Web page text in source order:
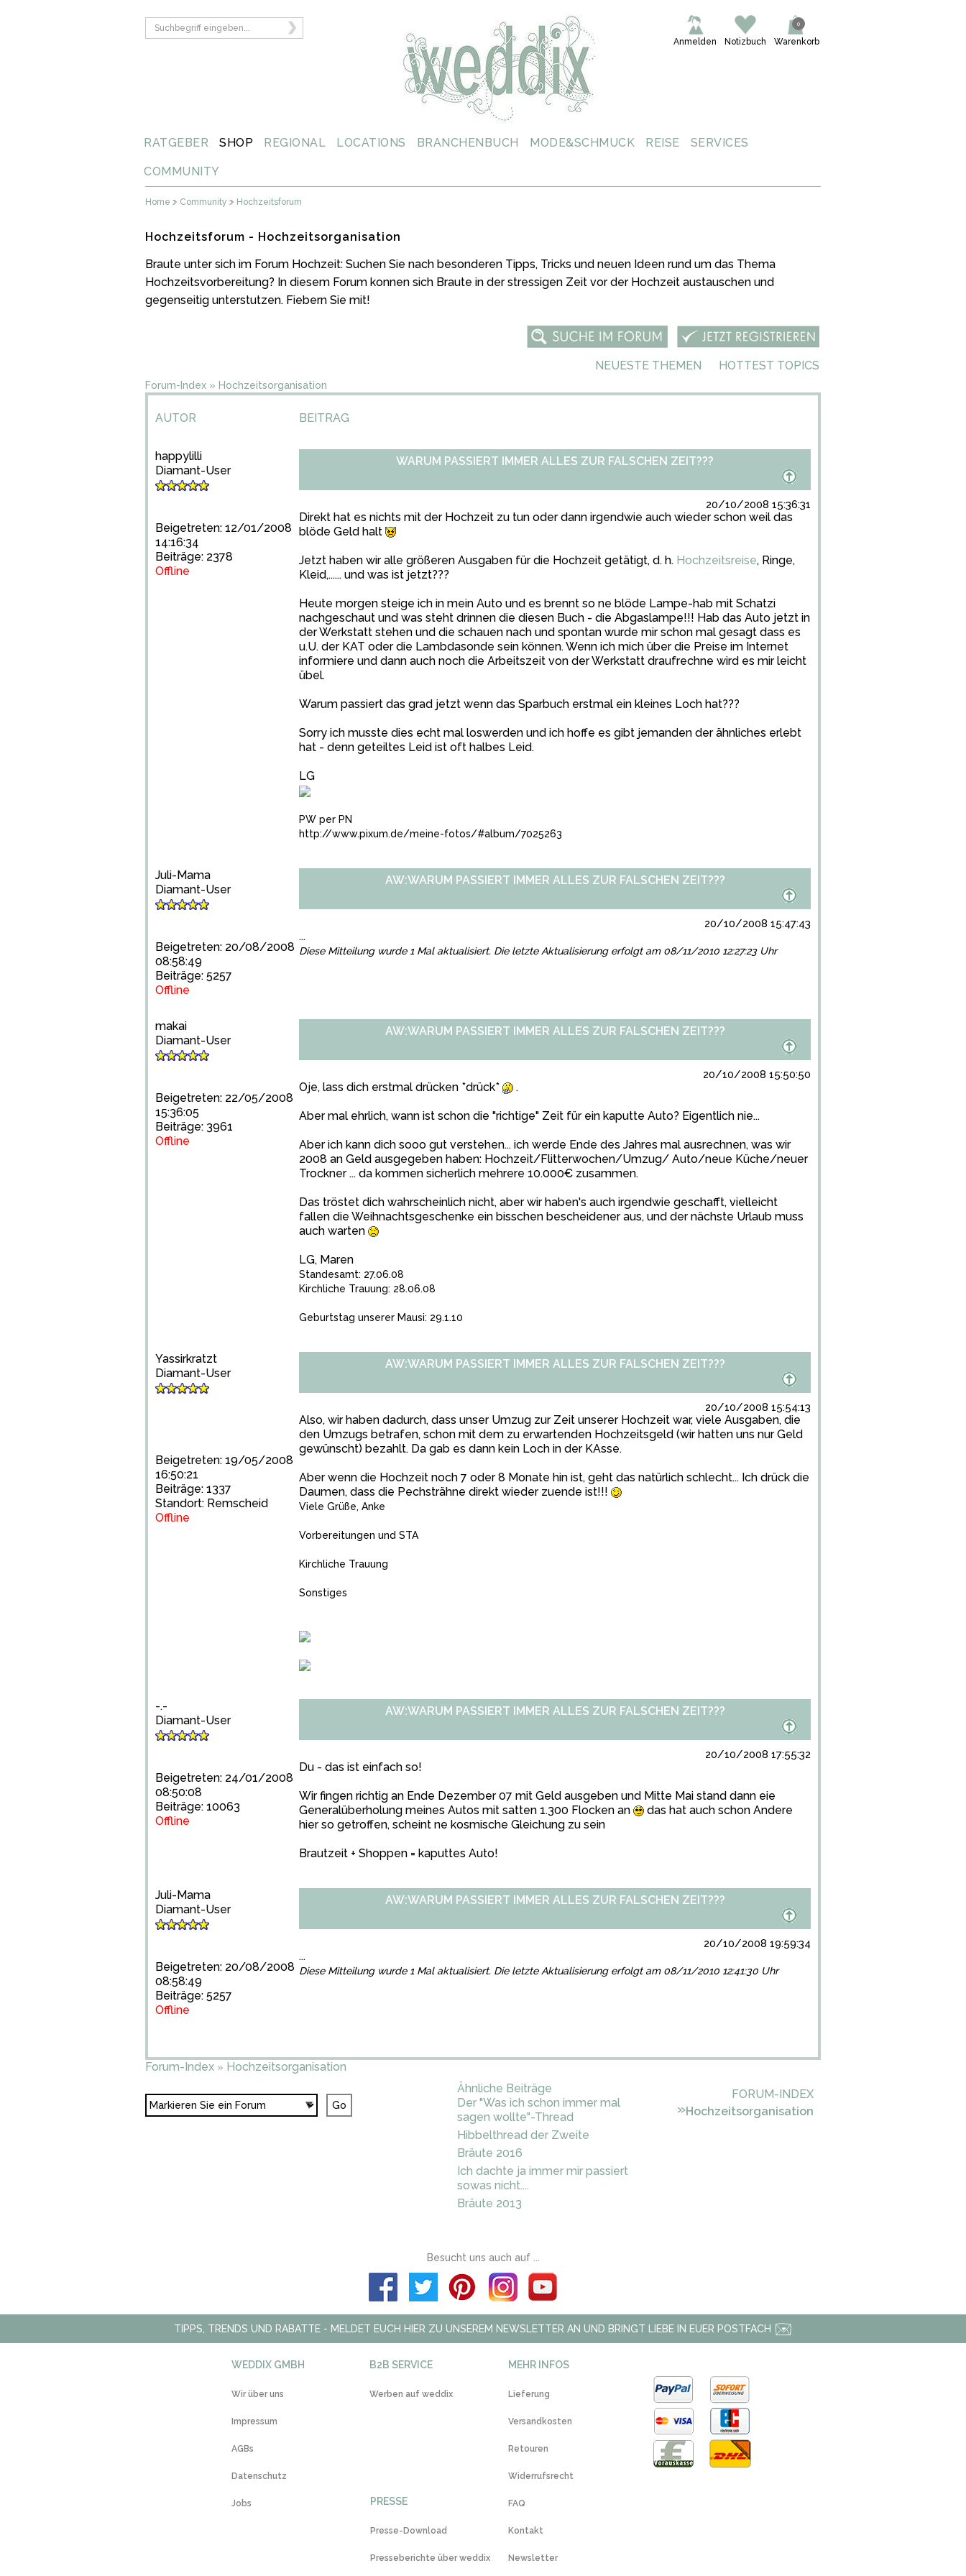
Warenkorb
0
Notizbuch
Anmelden
RATGEBER SHOP REGIONAL LOCATIONS BRANCHENBUCH MODE&SCHMUCK REISE SERVICES
COMMUNITY
Home Community Hochzeitsforum
Hochzeitsforum - Hochzeitsorganisation
Braute unter sich im Forum Hochzeit: Suchen Sie nach besonderen Tipps, Tricks und neuen Ideen rund um das Thema
Hochzeitsvorbereitung? In diesem Forum konnen sich Braute in der stressigen Zeit vor der Hochzeit austauschen und
gegenseitig unterstutzen. Fiebern Sie mit!
NEUESTE THEMEN HOTTEST TOPICS
Forum-Index » Hochzeitsorganisation
AUTOR BEITRAG
happylilli
Diamant-User
Beigetreten: 12/01/2008
14:16:34
Beiträge: 2378
Offline
WARUM PASSIERT IMMER ALLES ZUR FALSCHEN ZEIT???
20/10/2008 15:36:31
Direkt hat es nichts mit der Hochzeit zu tun oder dann irgendwie auch wieder schon weil das
blöde Geld halt
Jetzt haben wir alle größeren Ausgaben für die Hochzeit getätigt, d. h. Hochzeitsreise, Ringe,
Kleid,...... und was ist jetzt???
Heute morgen steige ich in mein Auto und es brennt so ne blöde Lampe-hab mit Schatzi
nachgeschaut und was steht drinnen die diesen Buch - die Abgaslampe!!! Hab das Auto jetzt in
der Werkstatt stehen und die schauen nach und spontan wurde mir schon mal gesagt dass es
u.U. der KAT oder die Lambdasonde sein können. Wenn ich mich über die Preise im Internet
informiere und dann auch noch die Arbeitszeit von der Werkstatt draufrechne wird es mir leicht
übel.
Warum passiert das grad jetzt wenn das Sparbuch erstmal ein kleines Loch hat???
Sorry ich musste dies echt mal loswerden und ich hoffe es gibt jemanden der ähnliches erlebt
hat - denn geteiltes Leid ist oft halbes Leid.
LG
PW per PN
http://www.pixum.de/meine-fotos/#album/7025263
Juli-Mama
Diamant-User
Beigetreten: 20/08/2008
08:58:49
Beiträge: 5257
Offline
AW:WARUM PASSIERT IMMER ALLES ZUR FALSCHEN ZEIT???
20/10/2008 15:47:43
...
Diese Mitteilung wurde 1 Mal aktualisiert. Die letzte Aktualisierung erfolgt am 08/11/2010 12:27:23 Uhr
makai
Diamant-User
Beigetreten: 22/05/2008
15:36:05
Beiträge: 3961
Offline
AW:WARUM PASSIERT IMMER ALLES ZUR FALSCHEN ZEIT???
20/10/2008 15:50:50
Oje, lass dich erstmal drücken *drück* .
Aber mal ehrlich, wann ist schon die "richtige" Zeit für ein kaputte Auto? Eigentlich nie...
Aber ich kann dich sooo gut verstehen... ich werde Ende des Jahres mal ausrechnen, was wir
2008 an Geld ausgegeben haben: Hochzeit/Flitterwochen/Umzug/ Auto/neue Küche/neuer
Trockner ... da kommen sicherlich mehrere 10.000€ zusammen.
Das tröstet dich wahrscheinlich nicht, aber wir haben's auch irgendwie geschafft, vielleicht
fallen die Weihnachtsgeschenke ein bisschen bescheidener aus, und der nächste Urlaub muss
auch warten
LG, Maren
Standesamt: 27.06.08
Kirchliche Trauung: 28.06.08
Geburtstag unserer Mausi: 29.1.10
Yassirkratzt
Diamant-User
Beigetreten: 19/05/2008
16:50:21
Beiträge: 1337
Standort: Remscheid
Offline
AW:WARUM PASSIERT IMMER ALLES ZUR FALSCHEN ZEIT???
20/10/2008 15:54:13
Also, wir haben dadurch, dass unser Umzug zur Zeit unserer Hochzeit war, viele Ausgaben, die
den Umzugs betrafen, schon mit dem zu erwartenden Hochzeitsgeld (wir hatten uns nur Geld
gewünscht) bezahlt. Da gab es dann kein Loch in der KAsse.
Aber wenn die Hochzeit noch 7 oder 8 Monate hin ist, geht das natürlich schlecht... Ich drück die
Daumen, dass die Pechsträhne direkt wieder zuende ist!!!
Viele Grüße, Anke
Vorbereitungen und STA
Kirchliche Trauung
Sonstiges
-.-
Diamant-User
Beigetreten: 24/01/2008
08:50:08
Beiträge: 10063
Offline
AW:WARUM PASSIERT IMMER ALLES ZUR FALSCHEN ZEIT???
20/10/2008 17:55:32
Du - das ist einfach so!
Wir fingen richtig an Ende Dezember 07 mit Geld ausgeben und Mitte Mai stand dann eie
Generalüberholung meines Autos mit satten 1.300 Flocken an
das hat auch schon Andere
hier so getroffen, scheint ne kosmische Gleichung zu sein
Brautzeit + Shoppen = kaputtes Auto!
Juli-Mama
Diamant-User
Beigetreten: 20/08/2008
08:58:49
Beiträge: 5257
Offline
AW:WARUM PASSIERT IMMER ALLES ZUR FALSCHEN ZEIT???
20/10/2008 19:59:34
...
Diese Mitteilung wurde 1 Mal aktualisiert. Die letzte Aktualisierung erfolgt am 08/11/2010 12:41:30 Uhr
Forum-Index » Hochzeitsorganisation
Ähnliche Beiträge
Der "Was ich schon immer mal
sagen wollte"-Thread
Hibbelthread der Zweite
Bräute 2016
Ich dachte ja immer mir passiert
sowas nicht....
Bräute 2013
FORUM-INDEX
»Hochzeitsorganisation
Besucht uns auch auf ...
TIPPS, TRENDS UND RABATTE - MELDET EUCH HIER ZU UNSEREM NEWSLETTER AN UND BRINGT LIEBE IN EUER POSTFACH
WEDDIX GMBH
Wir über uns
Impressum
AGBs
Datenschutz
Jobs
B2B SERVICE
Werben auf weddix
PRESSE
Presse-Download
Presseberichte über weddix
MEHR INFOS
Lieferung
Versandkosten
Retouren
Widerrufsrecht
FAQ
Kontakt
Newsletter